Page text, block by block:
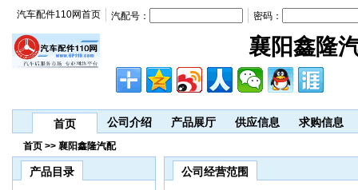
襄阳鑫隆
汽车配件110网首页 汽配号： 密码：
首页 公司介绍 产品展厅 供应信息 求购信息
首页 >> 襄阳鑫隆汽配
产品目录 公司经营范围